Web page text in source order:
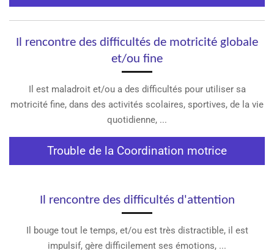
Il rencontre des difficultés de motricité globale
et/ou fine
Il est maladroit et/ou a des difficultés pour utiliser sa
motricité fine, dans des activités scolaires, sportives, de la vie
quotidienne, ...
Trouble de la Coordination motrice
Il rencontre des difficultés d'attention
Il bouge tout le temps, et/ou est très distractible, il est
impulsif, gère difficilement ses émotions, ...